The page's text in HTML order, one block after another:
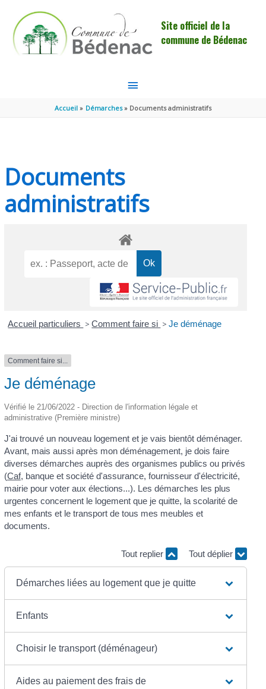
Site officiel de la
commune de Bédenac
MENU
PRINCIPAL
Accueil Démarches Documents administratifs
Documents
administratifs
Accueil particuliers > Comment faire si > Je déménage
Comment faire si...
Je déménage
Vérifié le 21/06/2022 - Direction de l'information légale et
administrative (Première ministre)
J'ai trouvé un nouveau logement et je vais bientôt déménager.
Avant, mais aussi après mon déménagement, je dois faire
diverses démarches auprès des organismes publics ou privés
(Caf, banque et société d'assurance, fournisseur d'électricité,
mairie pour voter aux élections...). Les démarches les plus
urgentes concernent le logement que je quitte, la scolarité de
mes enfants et le transport de tous mes meubles et
documents.
Tout replier Tout déplier
Démarches liées au logement que je quitte
Enfants
Choisir le transport (déménageur)
Aides au paiement des frais de